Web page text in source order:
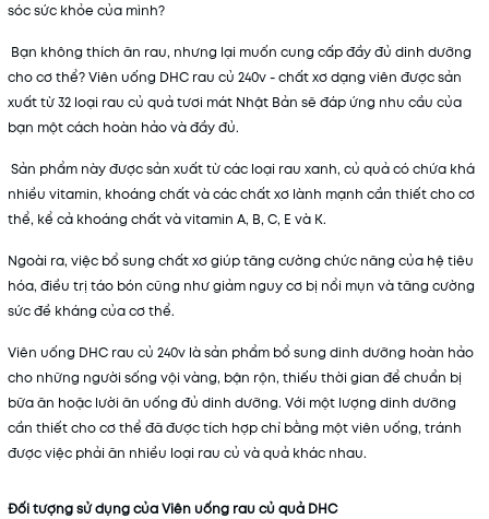
sóc sức khỏe của mình?
Bạn không thích ăn rau, nhưng lại muốn cung cấp đầy đủ dinh dưỡng
cho cơ thể? Viên uống DHC rau củ 240v - chất xơ dạng viên được sản
xuất từ 32 loại rau củ quả tươi mát Nhật Bản sẽ đáp ứng nhu cầu của
bạn một cách hoàn hảo và đầy đủ.
Sản phẩm này được sản xuất từ các loại rau xanh, củ quả có chứa khá
nhiều vitamin, khoáng chất và các chất xơ lành mạnh cần thiết cho cơ
thể, kể cả khoáng chất và vitamin A, B, C, E và K.
Ngoài ra, việc bổ sung chất xơ giúp tăng cường chức năng của hệ tiêu
hóa, điều trị táo bón cũng như giảm nguy cơ bị nổi mụn và tăng cường
sức đề kháng của cơ thể.
Viên uống DHC rau củ 240v là sản phẩm bổ sung dinh dưỡng hoàn hảo
cho những người sống vội vàng, bận rộn, thiếu thời gian để chuẩn bị
bữa ăn hoặc lười ăn uống đủ dinh dưỡng. Với một lượng dinh dưỡng
cần thiết cho cơ thể đã được tích hợp chỉ bằng một viên uống, tránh
được việc phải ăn nhiều loại rau củ và quả khác nhau.
Đối tượng sử dụng của Viên uống rau củ quả DHC